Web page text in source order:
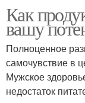
Как
вашу
Полноценное
самочувствие в
Мужское
недостаток